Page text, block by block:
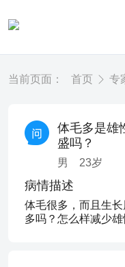
当前页面： 首页 专
体毛多是雄
盛吗？
男 23岁
病情描述
体毛很多，而且生
多吗？怎么样减少